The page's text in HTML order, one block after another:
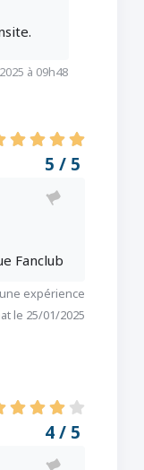
à 09h48
5 / 5
Fanclub
expérience
le 25/01/2025
4 / 5